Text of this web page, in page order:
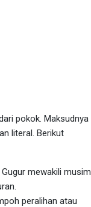
pokok. Maksudnya
literal. Berikut
mewakili musim
peralihan atau